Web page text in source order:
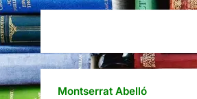
Montserrat Abelló